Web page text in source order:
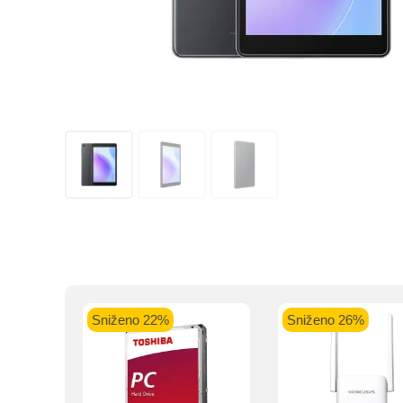
Sniženo 22% Sniženo 26%
Kupovinu